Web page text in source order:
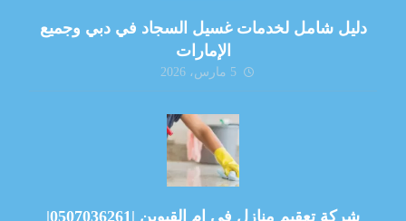
دليل شامل لخدمات غسيل السجاد في دبي وجميع
الإمارات
5 مارس، 2026
شركة تعقيم منازل في ام القيوين |0507036261|